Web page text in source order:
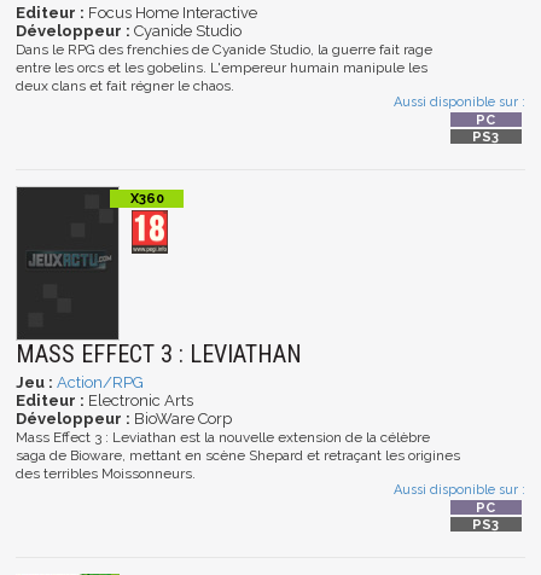
Editeur : Focus Home Interactive
Développeur : Cyanide Studio
Dans le RPG des frenchies de Cyanide Studio, la guerre fait rage
entre les orcs et les gobelins. L'empereur humain manipule les
deux clans et fait régner le chaos.
Aussi disponible sur :
MASS EFFECT 3 : LEVIATHAN
Jeu : Action/RPG
Editeur : Electronic Arts
Développeur : BioWare Corp
Mass Effect 3 : Leviathan est la nouvelle extension de la célèbre
saga de Bioware, mettant en scène Shepard et retraçant les origines
des terribles Moissonneurs.
Aussi disponible sur :